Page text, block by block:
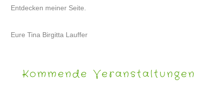
Entdecken meiner Seite.
Eure Tina Birgitta Lauffer
Kommende Veranstaltungen